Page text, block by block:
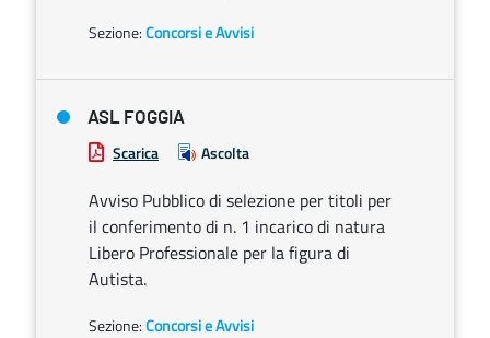
Sezione:Concorsi e Avvisi
ASL FOGGIA
Scarica Ascolta
Avviso Pubblico di selezione per titoli per
il conferimento di n. 1 incarico di natura
Libero Professionale per la figura di
Autista.
Sezione:Concorsi e Avvisi